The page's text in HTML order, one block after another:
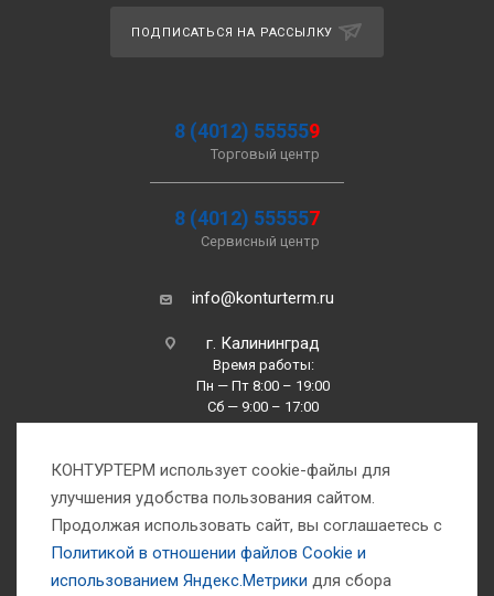
ПОДПИСАТЬСЯ НА РАССЫЛКУ
8 (4012) 555559
Торговый центр
8 (4012) 555557
Сервисный центр
info@konturterm.ru
г. Калининград
Время работы:
Пн — Пт 8:00 – 19:00
Сб — 9:00 – 17:00
Вс —10:00 – 16:00
КОНТУРТЕРМ использует cookie-файлы для
улучшения удобства пользования сайтом.
Продолжая использовать сайт, вы соглашаетесь с
Политикой в отношении файлов Сookie и
использованием Яндекс.Метрики для сбора